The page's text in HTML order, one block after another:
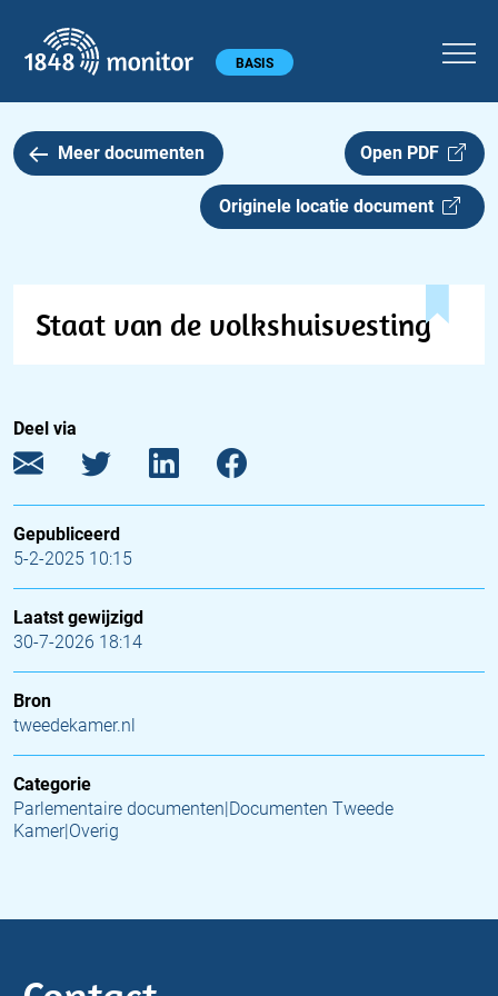
Hoofdmenu BASIS
Meer documenten Open PDF
Originele locatie document
Staat van de volkshuisvesting
Deel via
Gepubliceerd
5-2-2025 10:15
Laatst gewijzigd
30-7-2026 18:14
Bron
tweedekamer.nl
Categorie
Parlementaire documenten|Documenten Tweede
Kamer|Overig